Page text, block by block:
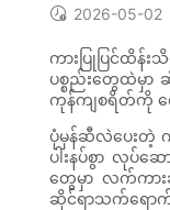
2026-05-02
ကားပြုပြင်ထိန်
ပစ္စည်းတွေထဲမှာ
ကုန်ကျစရိတ်ကို လ
ပုံမှန်ဆီလဲပေးတဲ့ ကို
ပါးနပ်စွာ လုပ်ဆ
တွေမှာ လက်ကား
ဆိုင်ရာသက်ရောက်